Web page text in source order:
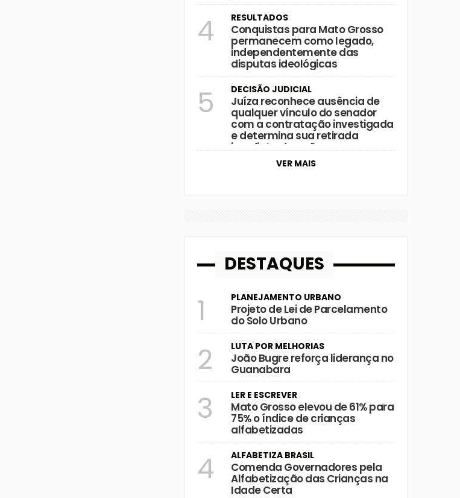
4 RESULTADOS
Conquistas para Mato Grosso
permanecem como legado,
independentemente das
disputas ideológicas
5 DECISÃO JUDICIAL
Juíza reconhece ausência de
qualquer vínculo do senador
com a contratação investigada
e determina sua retirada
imediata da ação
VER MAIS
DESTAQUES
1 PLANEJAMENTO URBANO
Projeto de Lei de Parcelamento
do Solo Urbano
2 LUTA POR MELHORIAS
João Bugre reforça liderança no
Guanabara
3 LER E ESCREVER
Mato Grosso elevou de 61% para
75% o índice de crianças
alfabetizadas
4 ALFABETIZA BRASIL
Comenda Governadores pela
Alfabetização das Crianças na
Idade Certa